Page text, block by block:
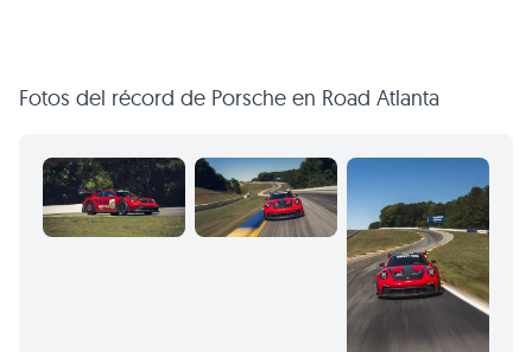
Fotos del récord de Porsche en Road Atlanta